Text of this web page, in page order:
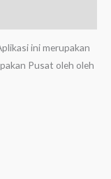
ini merupakan
Pusat oleh oleh